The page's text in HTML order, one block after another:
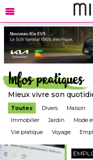
Infos pratiques
Mieux vivre son
Toutes Divers Maison
Immobilier
Jardin Mode
Vie pratique
Voyage